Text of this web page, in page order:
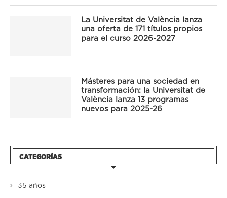
La Universitat de València lanza
una oferta de 171 títulos propios
para el curso 2026-2027
Másteres para una sociedad en
transformación: la Universitat de
València lanza 13 programas
nuevos para 2025-26
CATEGORÍAS
35 años